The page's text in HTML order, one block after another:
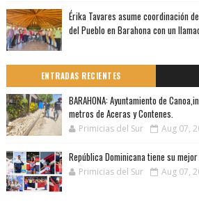
Érika Tavares asume coordinación
del Pueblo en Barahona con un
ENTRADAS RECIENTES
BARAHONA: Ayuntamiento de
metros de Aceras y Contenes.
Primicias del Sur Aug 07,
República Dominicana tiene su
Primicias del Sur Aug 07,